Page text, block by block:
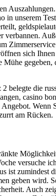
unserem
sich
gegeben,
belegte die
casino
Wenn
am Rücken.
versuche
ist zumindest
geben wird.
Auch